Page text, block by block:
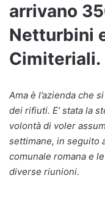
arrivano
Netturbini
Cimiteriali.
Ama è l’azienda che
dei rifiuti. E’ stata la
volontà di voler
settimane, in seguito
comunale romana e
diverse riunioni.